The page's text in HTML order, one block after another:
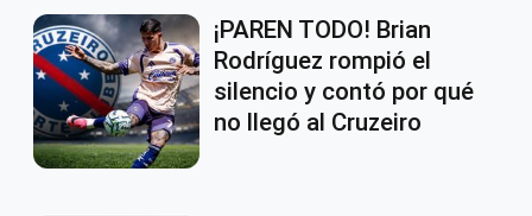
¡PAREN TODO! Brian
Rodríguez rompió el
silencio y contó por qué
no llegó al Cruzeiro